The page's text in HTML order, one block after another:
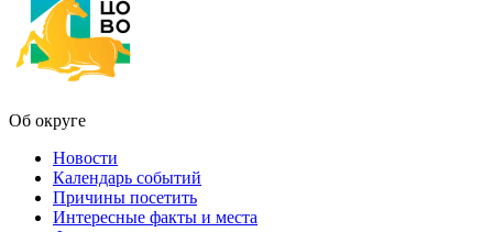
Об округе
Новости
Календарь событий
Причины посетить
Интересные факты и места